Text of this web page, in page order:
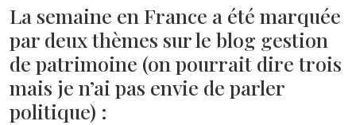
La semaine en France a été marquée
par deux thèmes sur le blog gestion
de patrimoine (on pourrait dire trois
mais je n’ai pas envie de parler
politique) :